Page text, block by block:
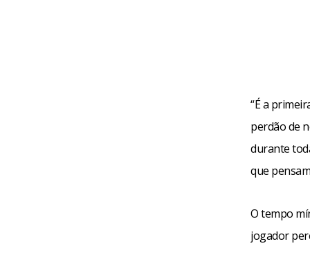
“É a
perdão de
durante
que
O tempo
jogador